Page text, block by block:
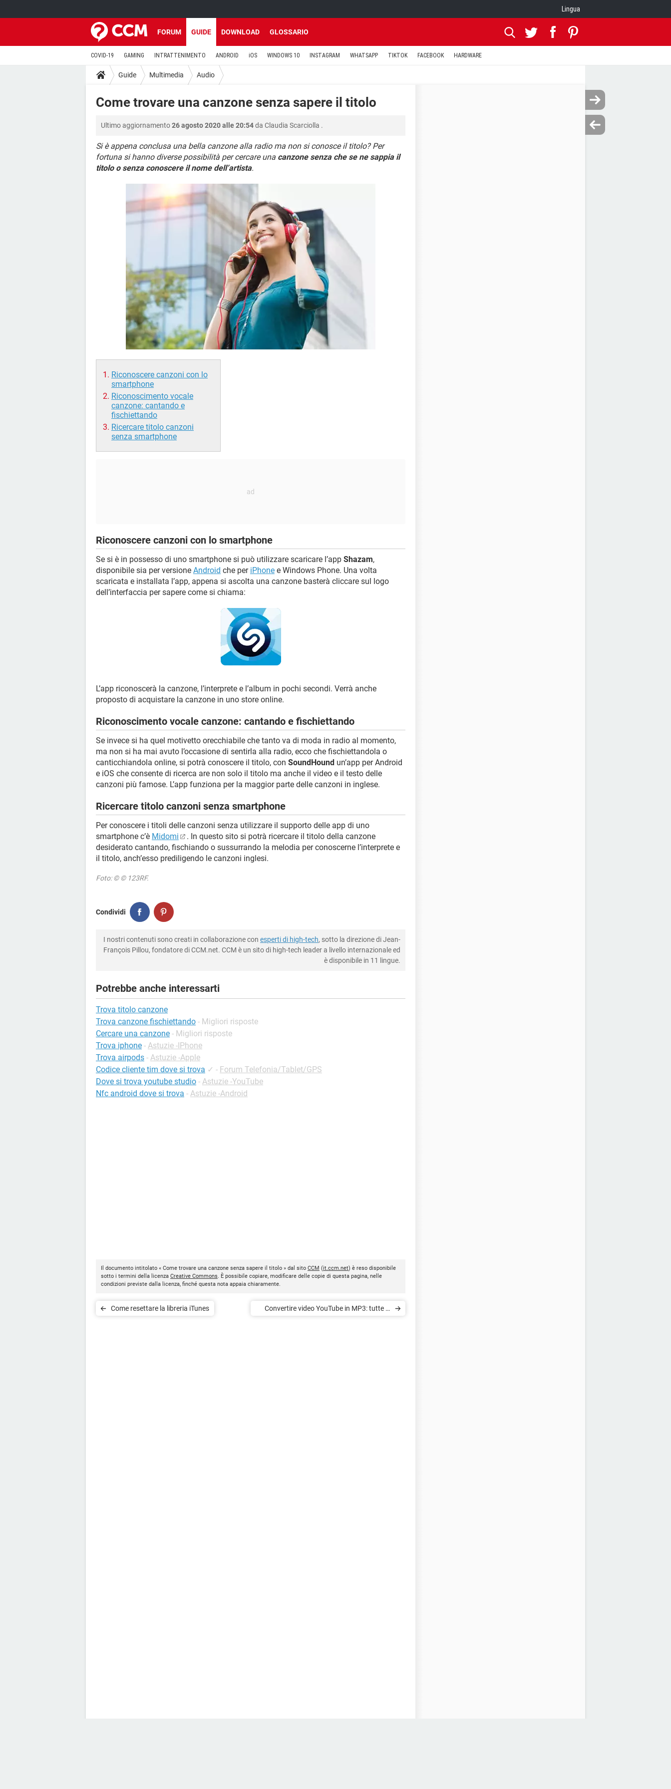
Lingua
FORUM GUIDE DOWNLOAD GLOSSARIO
COVID-19 GAMING INTRATTENIMENTO ANDROID iOS WINDOWS 10 INSTAGRAM WHATSAPP TIKTOK FACEBOOK HARDWARE
Guide Multimedia Audio
Come trovare una canzone senza sapere il titolo
Ultimo aggiornamento26 agosto 2020 alle 20:54da Claudia Scarciolla .
Si è appena conclusa una bella canzone alla radio ma non si conosce il titolo? Per
fortuna si hanno diverse possibilità per cercare una canzone senza che se ne sappia il
titolo o senza conoscere il nome dell’artista.
Riconoscere canzoni con lo
smartphone
Riconoscimento vocale
canzone: cantando e
fischiettando
Ricercare titolo canzoni
senza smartphone
Riconoscere canzoni con lo smartphone
Se si è in possesso di uno smartphone si può utilizzare scaricare l’app Shazam,
disponibile sia per versione Android che per iPhone e Windows Phone. Una volta
scaricata e installata l’app, appena si ascolta una canzone basterà cliccare sul logo
dell’interfaccia per sapere come si chiama:
L’app riconoscerà la canzone, l’interprete e l’album in pochi secondi. Verrà anche
proposto di acquistare la canzone in uno store online.
Riconoscimento vocale canzone: cantando e fischiettando
Se invece si ha quel motivetto orecchiabile che tanto va di moda in radio al momento,
ma non si ha mai avuto l’occasione di sentirla alla radio, ecco che fischiettandola o
canticchiandola online, si potrà conoscere il titolo, con SoundHound un’app per Android
e iOS che consente di ricerca are non solo il titolo ma anche il video e il testo delle
canzoni più famose. L’app funziona per la maggior parte delle canzoni in inglese.
Ricercare titolo canzoni senza smartphone
Per conoscere i titoli delle canzoni senza utilizzare il supporto delle app di uno
smartphone c’è Midomi
. In questo sito si potrà ricercare il titolo della canzone
desiderato cantando, fischiando o sussurrando la melodia per conoscerne l’interprete e
il titolo, anch’esso prediligendo le canzoni inglesi.
Foto: © © 123RF.
Condividi
I nostri contenuti sono creati in collaborazione con esperti di high-tech, sotto la direzione di Jean-
François Pillou, fondatore di CCM.net. CCM è un sito di high-tech leader a livello internazionale ed
è disponibile in 11 lingue.
Potrebbe anche interessarti
Trova titolo canzone
Trova canzone fischiettando - Migliori risposte
Cercare una canzone - Migliori risposte
Trova iphone - Astuzie -IPhone
Trova airpods - Astuzie -Apple
Codice cliente tim dove si trova ✓ - Forum Telefonia/Tablet/GPS
Dove si trova youtube studio - Astuzie -YouTube
Nfc android dove si trova - Astuzie -Android
Il documento intitolato « Come trovare una canzone senza sapere il titolo » dal sito CCM (it.ccm.net) è reso disponibile
sotto i termini della licenza Creative Commons. È possibile copiare, modificare delle copie di questa pagina, nelle
condizioni previste dalla licenza, finché questa nota appaia chiaramente.
Come resettare la libreria iTunes
Convertire video YouTube in MP3: tutte le